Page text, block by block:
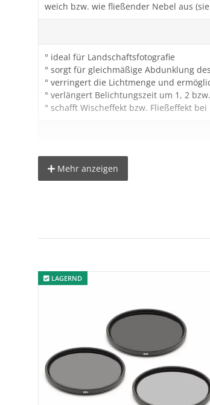
weich bzw. wie fließender Nebel aus
° ideal für Landschaftsfotografie
° sorgt für gleichmäßige Abdunklung
° verringert die Lichtmenge und
° verlängert Belichtungszeit um 1, 2
° schafft Wischeffekt bzw. Fließeffekt
Technische Daten:
Filterdurchmesser: 82mm
1x Graufilter ND4 82 mm
1x Graufilter ND8 82 mm
Mehr anzeigen
LAGERND